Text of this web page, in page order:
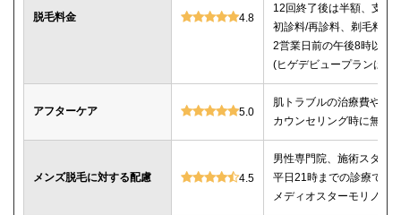
脱毛料金 4.8
12回終了後は半額、支払
初診料/再診料、剃毛料、
2営業日前の午後8時以降
(ヒゲデビュープランはキ
アフターケア 5.0
肌トラブルの治療費や薬
カウンセリング時に無料
メンズ脱毛に対する配慮 4.5
男性専門院、施術スタッ
平日21時までの診療で仕
メディオスターモリノス